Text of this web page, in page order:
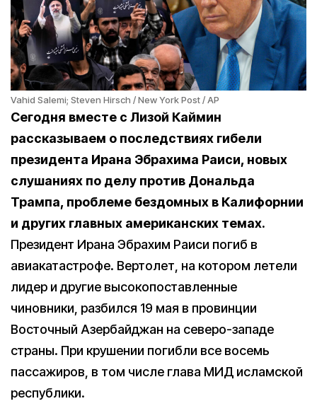
Vahid Salemi; Steven Hirsch / New York Post / AP
Сегодня вместе с Лизой Каймин
рассказываем о последствиях гибели
президента Ирана Эбрахима Раиси, новых
слушаниях по делу против Дональда
Трампа, проблеме бездомных в Калифорнии
и других главных американских темах.
Президент Ирана Эбрахим Раиси погиб в
авиакатастрофе. Вертолет, на котором летели
лидер и другие высокопоставленные
чиновники, разбился 19 мая в провинции
Восточный Азербайджан на северо-западе
страны. При крушении погибли все восемь
пассажиров, в том числе глава МИД исламской
республики.